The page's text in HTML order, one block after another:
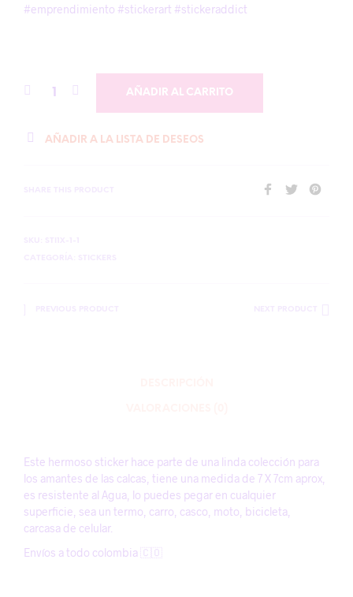
#emprendimiento #stickerart #stickeraddict
AÑADIR AL CARRITO
AÑADIR A LA LISTA DE DESEOS
Este hermoso sticker hace parte de una linda colección para
los amantes de las calcas, tiene una medida de 7 X 7cm aprox,
es resistente al Agua, lo puedes pegar en cualquier
superficie, sea un termo, carro, casco, moto, bicicleta,
carcasa de celular.
Envíos a todo colombia 🇨🇴